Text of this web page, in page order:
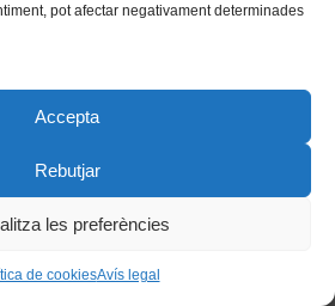
pot afectar negativament determinades
Accepta
Rebutjar
les preferències
de cookiesAvís legal